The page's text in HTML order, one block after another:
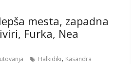
mesta, zapadna
Furka, Nea
Halkidiki, Kasandra